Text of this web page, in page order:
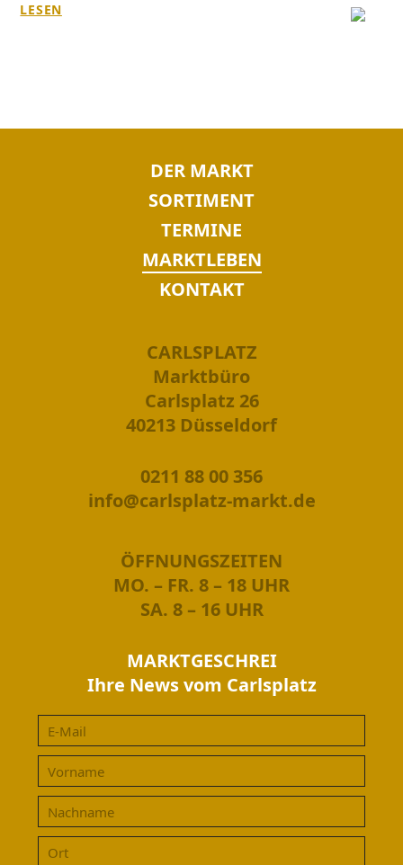
LESEN
NAVIGATION
ÜBERSPRINGEN
DER MARKT
SORTIMENT
TERMINE
MARKTLEBEN
KONTAKT
CARLSPLATZ
Marktbüro
Carlsplatz 26
40213 Düsseldorf
0211 88 00 356
info@carlsplatz-markt.de
ÖFFNUNGSZEITEN
MO. – FR. 8 – 18 UHR
SA. 8 – 16 UHR
MARKTGESCHREI
Ihre News vom Carlsplatz